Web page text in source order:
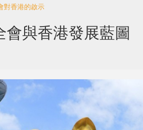
對香港的啟示
與香港發展藍圖